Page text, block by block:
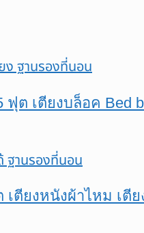
เตียงบล็อค Bed
ตียงหนังผ้าไหม เตี